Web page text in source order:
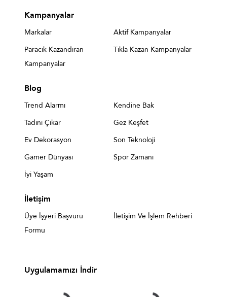
Kampanyalar
Markalar
Aktif Kampanyalar
Paracık Kazandıran
Kampanyalar
Tıkla Kazan Kampanyalar
Blog
Trend Alarmı
Kendine Bak
Tadını Çıkar
Gez Keşfet
Ev Dekorasyon
Son Teknoloji
Gamer Dünyası
Spor Zamanı
İyi Yaşam
İletişim
Üye İşyeri Başvuru
Formu
İletişim Ve İşlem Rehberi
Uygulamamızı İndir